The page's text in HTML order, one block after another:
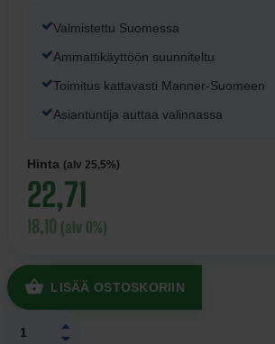
Valmistettu Suomessa
Ammattikäyttöön suunniteltu
Toimitus kattavasti Manner-Suomeen
Asiantuntija auttaa valinnassa
Hinta (alv 25,5%)
22,71
18,10 (alv 0%)
LISÄÄ OSTOSKORIIN